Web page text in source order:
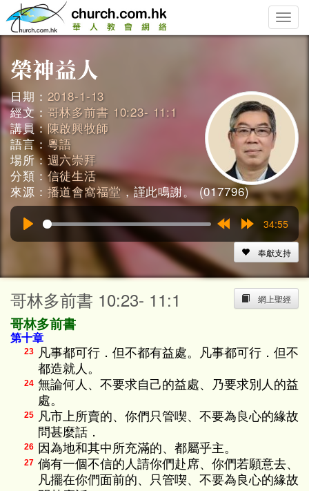
Toggle
日期： 2018-1-13
經文： 哥林多前書 10:23- 11:1
講員：陳啟興牧師
語言：粵語
場所：週六崇拜
分類：信徒生活
來源： 播道會窩福堂，謹此鳴謝。 (017796)
15s
34:55
奉獻支持
網上聖經
哥林多前書 10:23- 11:1
哥林多前書
第十章
23 凡事都可行．但不都有益處。凡事都可行．但不
都造就人。
24 無論何人、不要求自己的益處、乃要求別人的益
處。
25 凡市上所賣的、你們只管喫、不要為良心的緣故
問甚麼話．
26 因為地和其中所充滿的、都屬乎主。
27 倘有一個不信的人請你們赴席、你們若願意去、
凡擺在你們面前的、只管喫、不要為良心的緣故